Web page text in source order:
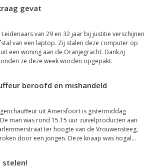
gevat
van 29 en 32 jaar bij justitie verschijnen
van een laptop. Zij stalen deze computer op
een woning aan de Oranjegracht. Dankzij
ze deze week worden opgepakt.
beroofd en mishandeld
uit Amersfoort is gistermiddag
man was rond 15.15 uur zuivelproducten aan
ter hoogte van de Vrouwensteeg,
door een jongen. Deze knaap was nogal...
stelen!